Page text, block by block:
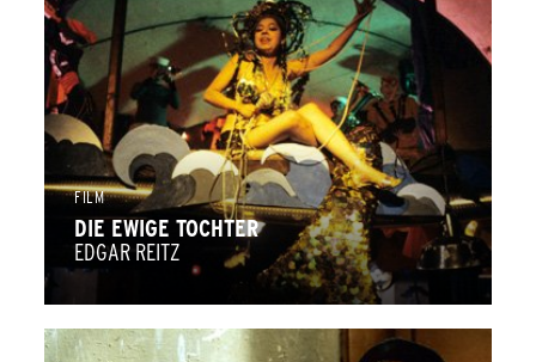
FILM
DIE EWIGE TOCHTER
EDGAR REITZ